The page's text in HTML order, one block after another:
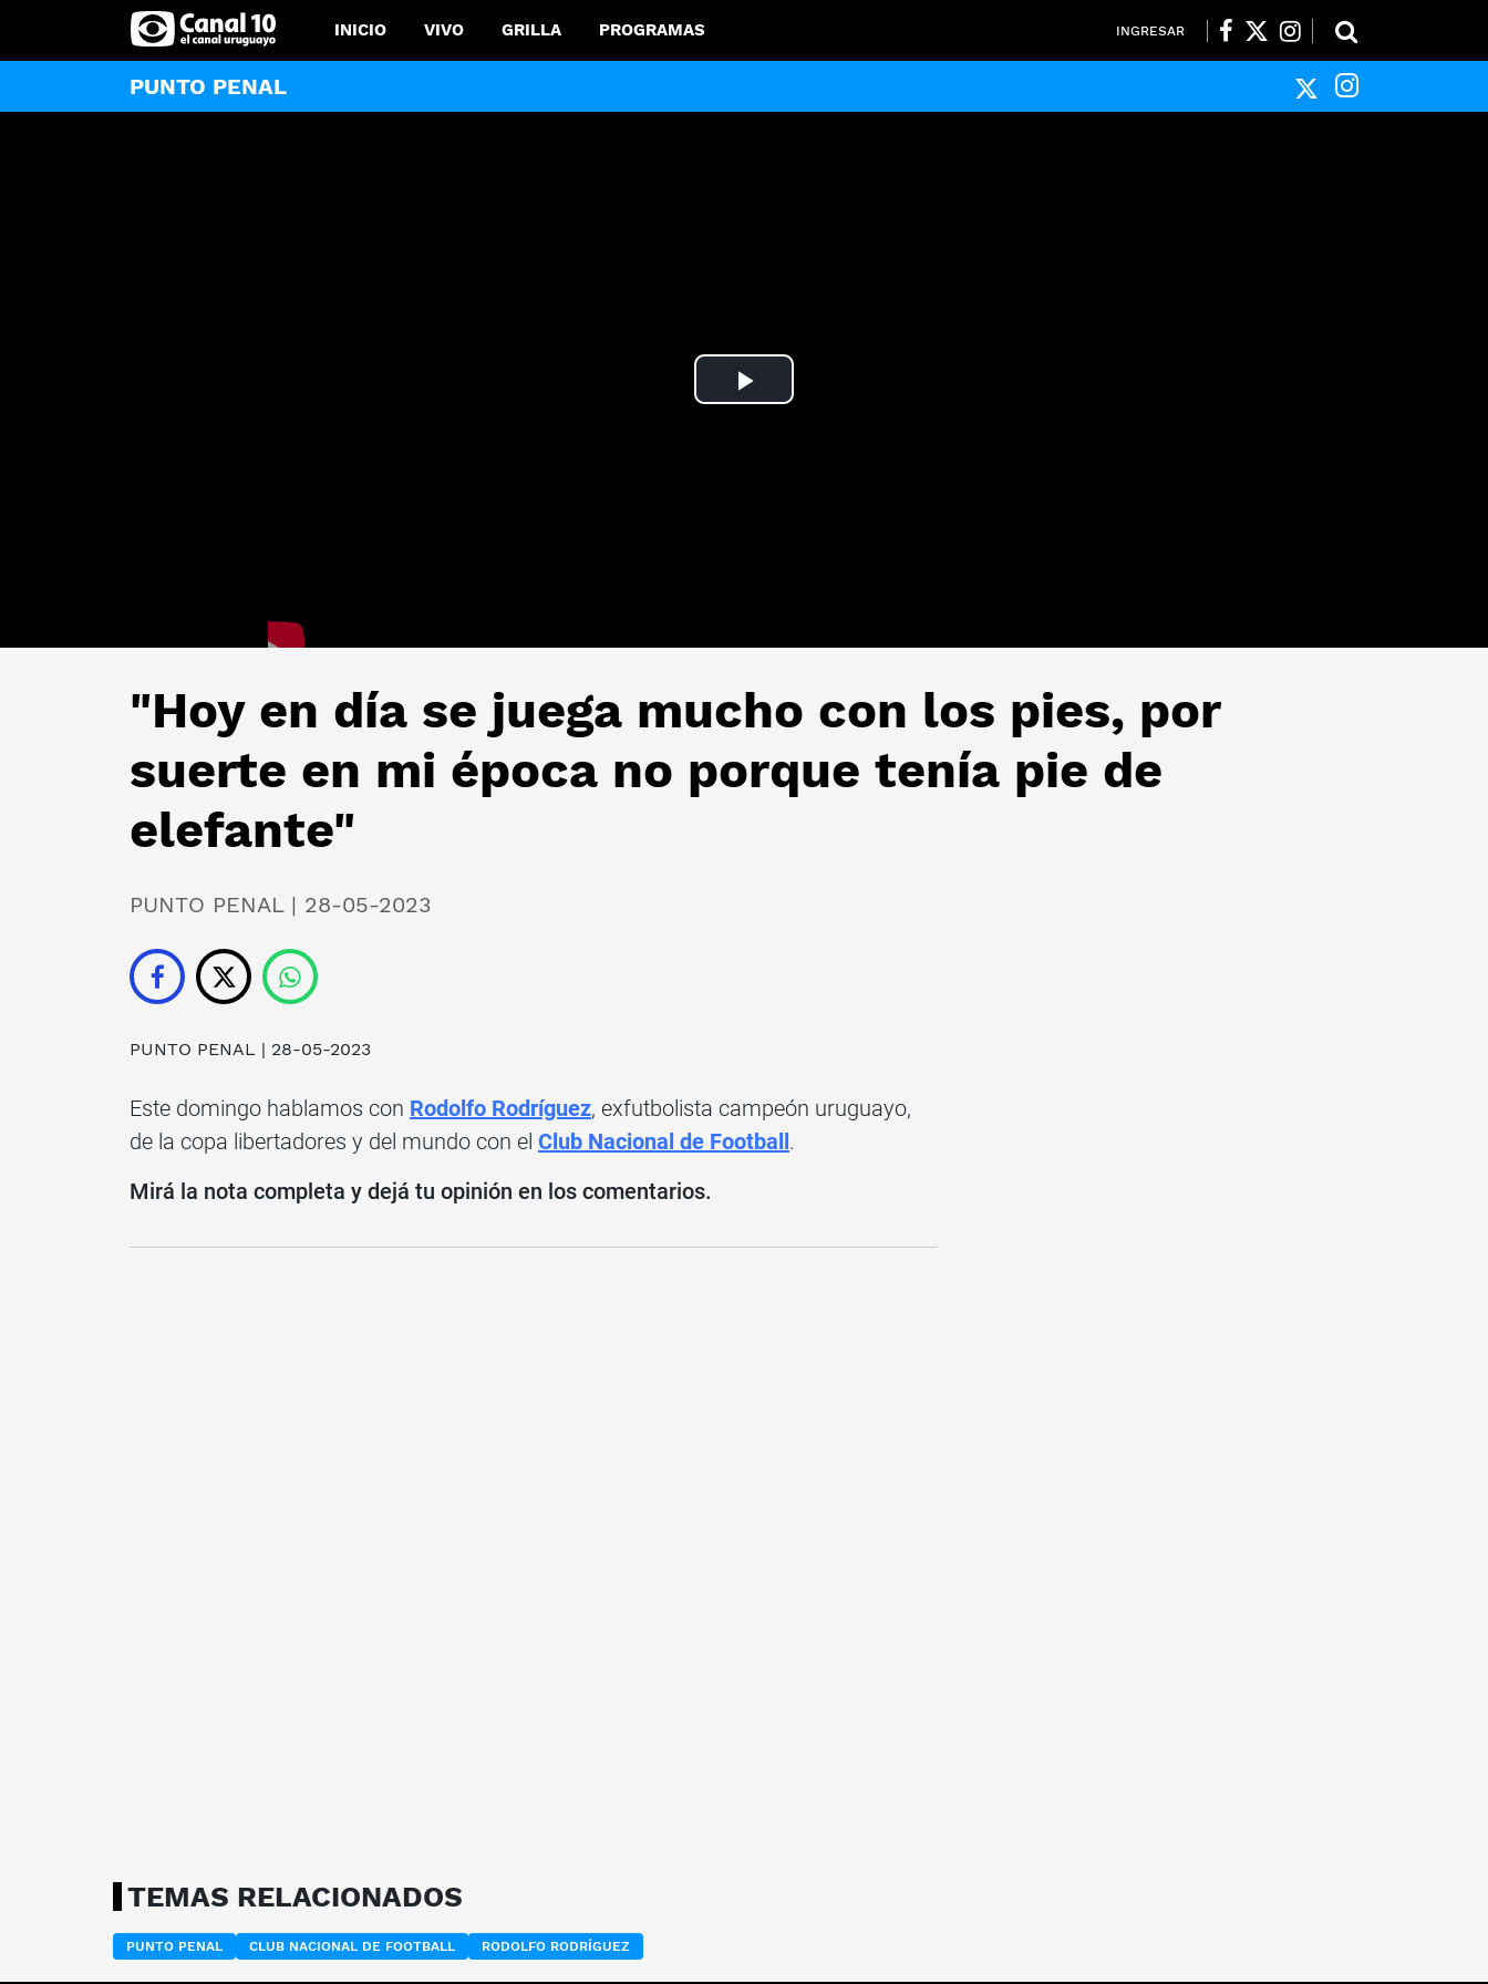
INICIO VIVO GRILLA PROGRAMAS INGRESAR
PUNTO PENAL
Play
"Hoy en día se juega mucho con los pies, por
suerte en mi época no porque tenía pie de
elefante"
PUNTO PENAL | 28-05-2023
PUNTO PENAL | 28-05-2023
Este domingo hablamos con Rodolfo Rodríguez, exfutbolista campeón uruguayo,
de la copa libertadores y del mundo con el Club Nacional de Football.
Mirá la nota completa y dejá tu opinión en los comentarios.
TEMAS RELACIONADOS
PUNTO PENAL CLUB NACIONAL DE FOOTBALL RODOLFO RODRÍGUEZ